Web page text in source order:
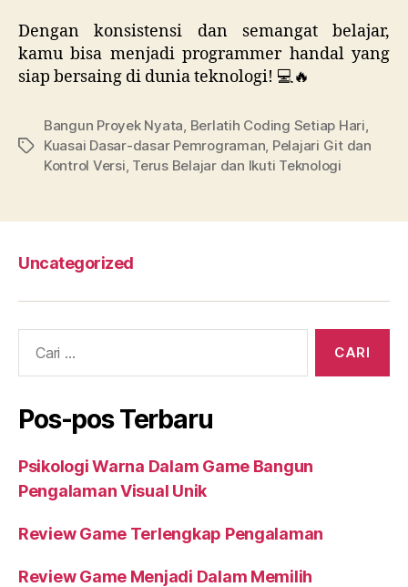
Dengan konsistensi dan semangat belajar,
kamu bisa menjadi programmer handal yang
siap bersaing di dunia teknologi! 💻🔥
Tag
Bangun Proyek Nyata, Berlatih Coding Setiap Hari,
Kuasai Dasar-dasar Pemrograman, Pelajari Git dan
Kontrol Versi, Terus Belajar dan Ikuti Teknologi
Uncategorized
Pos-pos Terbaru
Psikologi Warna Dalam Game Bangun
Pengalaman Visual Unik
Review Game Terlengkap Pengalaman
Review Game Menjadi Dalam Memilih